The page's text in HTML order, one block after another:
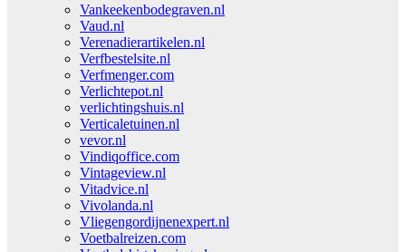
Vankeekenbodegraven.nl
Vaud.nl
Verenadierartikelen.nl
Verfbestelsite.nl
Verfmenger.com
Verlichtepot.nl
verlichtingshuis.nl
Verticaletuinen.nl
vevor.nl
Vindiqoffice.com
Vintageview.nl
Vitadvice.nl
Vivolanda.nl
Vliegengordijnenexpert.nl
Voetbalreizen.com